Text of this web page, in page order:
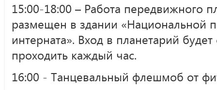
15:00-18:00 – Работа передвижного
размещен в здании «Национальной
интерната». Вход в планетарий
проходить каждый час.
16:00 - Танцевальный флешмоб от